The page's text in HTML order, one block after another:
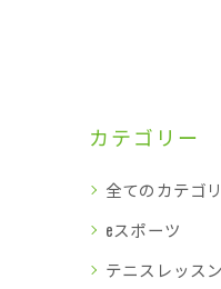
カテゴリー
全てのカテゴ
eスポーツ
テニスレッスン